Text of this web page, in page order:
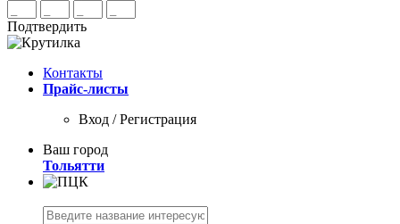
Подтвердить
Контакты
Прайс-листы
Вход / Регистрация
Ваш город
Тольятти